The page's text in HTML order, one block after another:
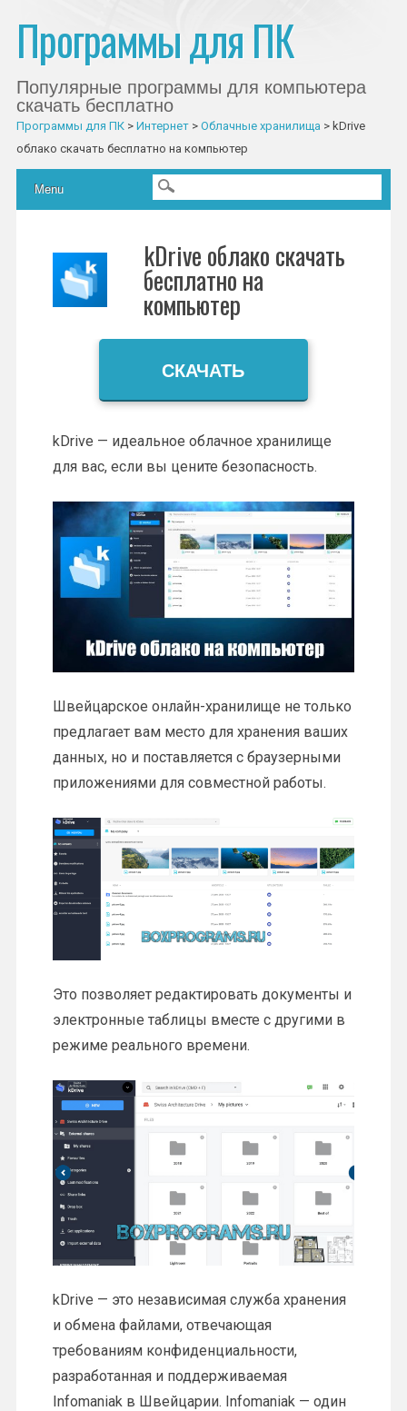
Программы для ПК
Популярные программы для компьютера
скачать бесплатно
Программы для ПК> Интернет> Облачные хранилища > kDrive
облако скачать бесплатно на компьютер
Главное меню
Skip to content
Menu
kDrive облако скачать
бесплатно на
компьютер
СКАЧАТЬ
kDrive — идеальное облачное хранилище
для вас, если вы цените безопасность.
Швейцарское онлайн-хранилище не только
предлагает вам место для хранения ваших
данных, но и поставляется с браузерными
приложениями для совместной работы.
Это позволяет редактировать документы и
электронные таблицы вместе с другими в
режиме реального времени.
kDrive — это независимая служба хранения
и обмена файлами, отвечающая
требованиям конфиденциальности,
разработанная и поддерживаемая
Infomaniak в Швейцарии. Infomaniak — один